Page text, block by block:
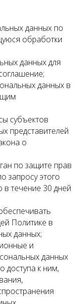
данных по
обработки
данных для
данных в
субъектов
представителей
о
по защите прав
запросу этого
течение 30 дней
Политике в
данных;
и
данных
доступа к ним,